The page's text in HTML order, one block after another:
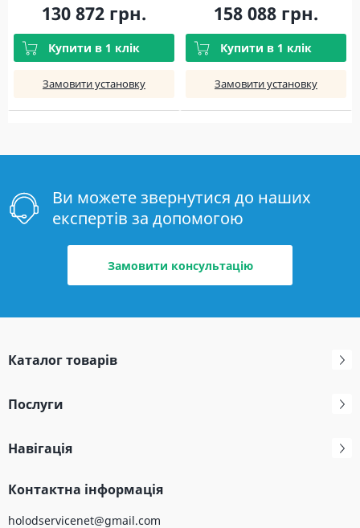
130 872 грн.
Купити в 1 клік
Замовити установку
158 088 грн.
Купити в 1 клік
Замовити установку
Ви можете звернутися до наших
експертів за допомогою
Замовити консультацію
Каталог товарів
Послуги
Навігація
Контактна інформація
holodservicenet@gmail.com